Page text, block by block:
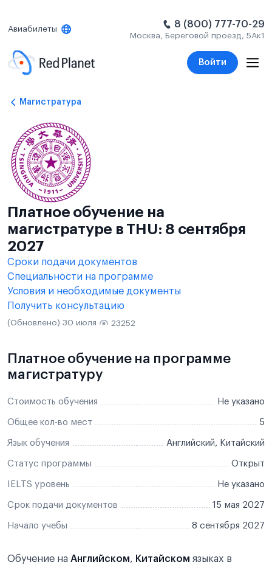
Авиабилеты 8 (800) 777-70-29
Москва, Береговой проезд, 5Ак1
Войти
Магистратура
Платное обучение на
магистратуре в THU: 8 сентября
2027
Сроки подачи документов
Специальности на программе
Условия и необходимые документы
Получить консультацию
(Обновлено) 30 июля 23252
Платное обучение на программе
магистратуру
Стоимость обучения Не указано
Общее кол-во мест 5
Язык обучения Английский, Китайский
Статус программы Открыт
IELTS уровень Не указано
Срок подачи документов 15 мая 2027
Начало учебы 8 сентября 2027
Обучение на Английском, Китайском языках в